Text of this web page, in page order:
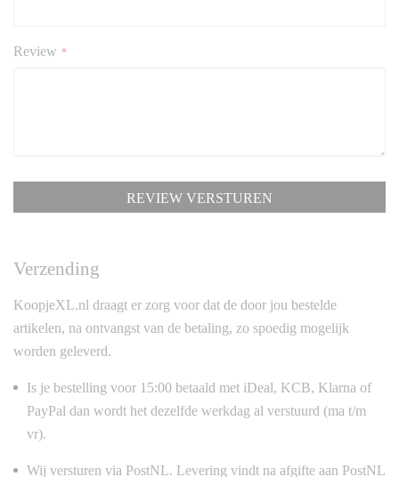
Review
REVIEW VERSTUREN
Verzending
KoopjeXL.nl draagt er zorg voor dat de door jou bestelde
artikelen, na ontvangst van de betaling, zo spoedig mogelijk
worden geleverd.
Is je bestelling voor 15:00 betaald met iDeal, KCB, Klarna of
PayPal dan wordt het dezelfde werkdag al verstuurd (ma t/m
vr).
Wij versturen via PostNL. Levering vindt na afgifte aan PostNL